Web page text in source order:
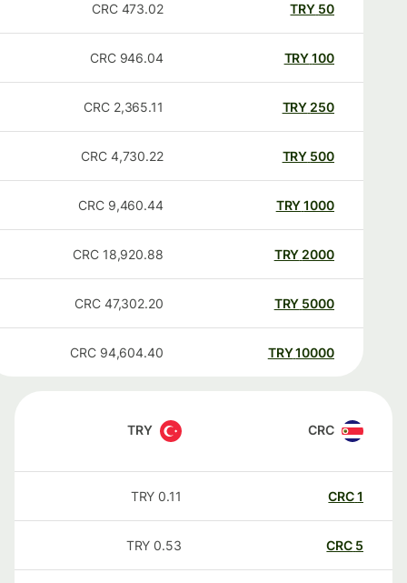
50
TRY
473.02
CRC
100
TRY
946.04
CRC
250
TRY
2,365.11
CRC
500
TRY
4,730.22
CRC
1000
TRY
9,460.44
CRC
2000
TRY
18,920.88
CRC
5000
TRY
47,302.20
CRC
10000
TRY
94,604.40
CRC
CRC
TRY
CRC
0.11
TRY
CRC
0.53
TRY